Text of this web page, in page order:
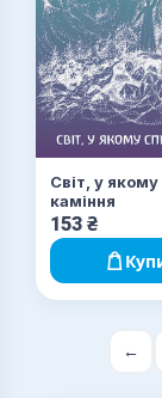
Світ, у
каміння
153 ₴
←